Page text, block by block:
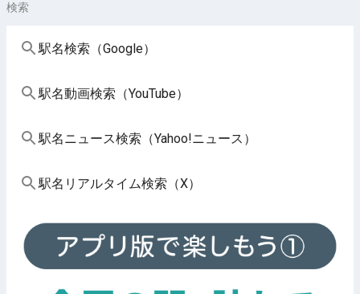
検索
駅名検索（Google）
駅名動画検索（YouTube）
駅名ニュース検索（Yahoo!ニュース）
駅名リアルタイム検索（X）